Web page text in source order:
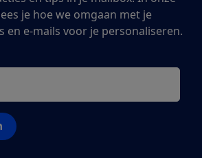
je hoe we omgaan met je
en e-mails voor je personaliseren.